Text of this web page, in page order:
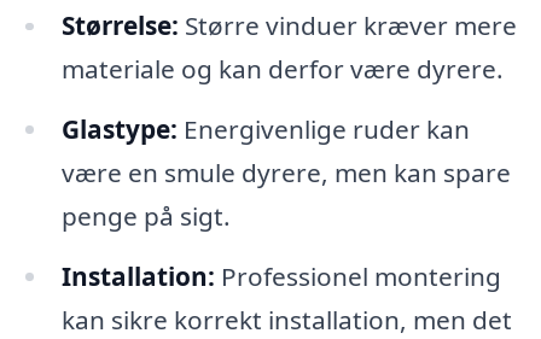
Størrelse: Større vinduer kræver mere
materiale og kan derfor være dyrere.
Glastype: Energivenlige ruder kan
være en smule dyrere, men kan spare
penge på sigt.
Installation: Professionel montering
kan sikre korrekt installation, men det